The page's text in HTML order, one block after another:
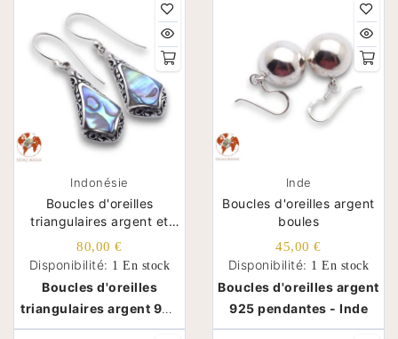
Indonésie
Boucles d'oreilles
triangulaires argent et
abalone
80,00 €
Disponibilité: 1 En stock
Boucles d'oreilles
triangulaires argent 925
et abalone naturel -
Inde
Boucles d'oreilles argent
boules
45,00 €
Disponibilité: 1 En stock
Boucles d'oreilles argent
925 pendantes - Inde